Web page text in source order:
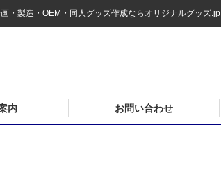
・製造・OEM・同人グッズ作成ならオリジナルグッズ.jp
内 お問い合わせ